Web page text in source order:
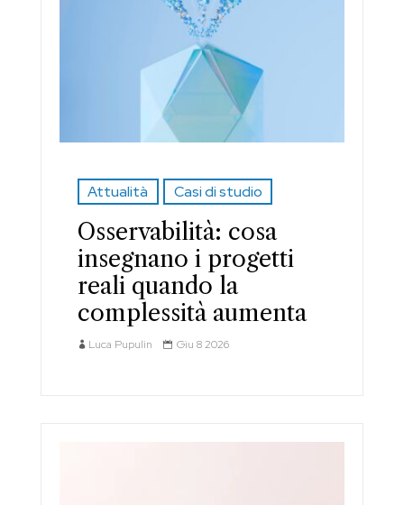
Attualità Casi di studio
Osservabilità: cosa
insegnano i progetti
reali quando la
complessità aumenta
Luca Pupulin Giu 8 2026